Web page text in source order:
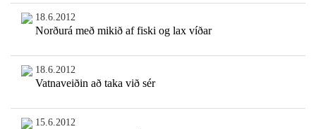
18.6.2012
Norðurá með mikið af fiski og lax víðar
18.6.2012
Vatnaveiðin að taka við sér
15.6.2012